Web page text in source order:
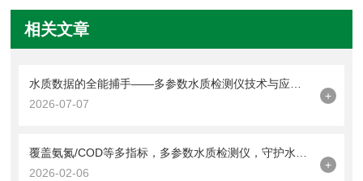
相关文章
水质数据的全能捕手——多参数水质检测仪技术与应用解析
2026-07-07
+
覆盖氨氮/COD等多指标，多参数水质检测仪，守护水质安全防线
2026-02-06
+